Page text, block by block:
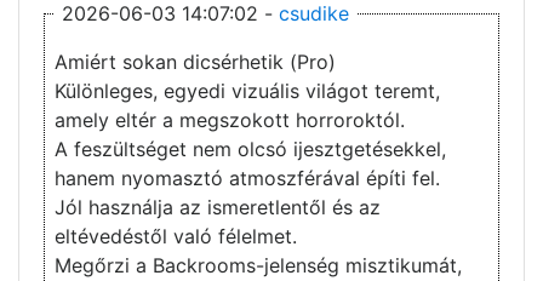
2026-06-03 14:07:02 - csudike
Amiért sokan dicsérhetik (Pro)
Különleges, egyedi vizuális világot teremt,
amely eltér a megszokott horroroktól.
A feszültséget nem olcsó ijesztgetésekkel,
hanem nyomasztó atmoszférával építi fel.
Jól használja az ismeretlentől és az
eltévedéstől való félelmet.
Megőrzi a Backrooms-jelenség misztikumát,